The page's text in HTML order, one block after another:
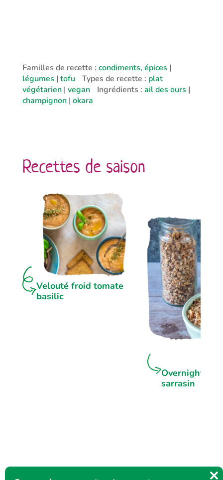
Familles de recette : condiments, épices |
légumes | tofu Types de recette : plat
végétarien| vegan Ingrédients : ail des ours |
champignon| okara
Recettes de saison
Velouté froid tomate
basilic
Overnight
sarrasin